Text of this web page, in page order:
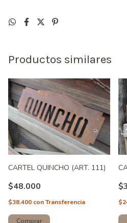
Productos similares
CARTEL QUINCHO (ART. 111)
$48.000
$38.400 conTransferencia